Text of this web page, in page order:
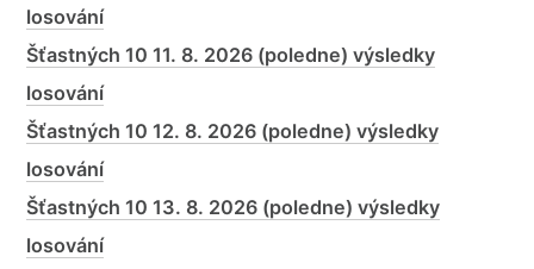
losování
Šťastných 10 11. 8. 2026 (poledne) výsledky
losování
Šťastných 10 12. 8. 2026 (poledne) výsledky
losování
Šťastných 10 13. 8. 2026 (poledne) výsledky
losování